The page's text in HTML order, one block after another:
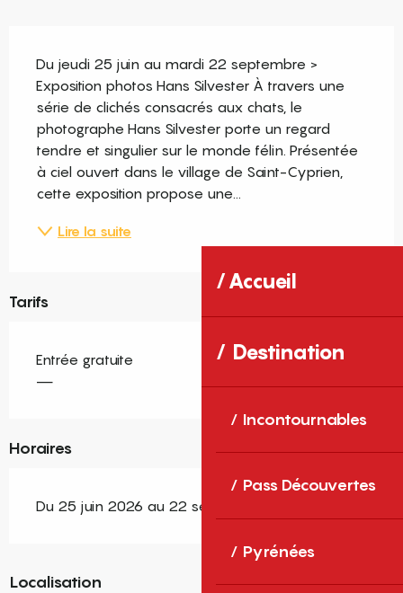
Accueil
Destination
Incontournables
Pass Découvertes
Pyrénées
Du jeudi 25 juin au mardi 22 septembre >
Exposition photos Hans Silvester À travers une
série de clichés consacrés aux chats, le
photographe Hans Silvester porte un regard
tendre et singulier sur le monde félin. Présentée
à ciel ouvert dans le village de Saint-Cyprien,
cette exposition propose une...
Lire la suite
Tarifs
Entrée gratuite
—
Horaires
Du 25 juin 2026 au 22 septembre 2026
Localisation